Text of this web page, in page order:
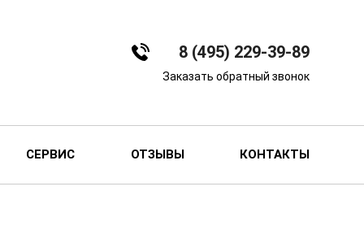
8 (495) 229-39-89
Заказать обратный звонок
СЕРВИС ОТЗЫВЫ КОНТАКТЫ